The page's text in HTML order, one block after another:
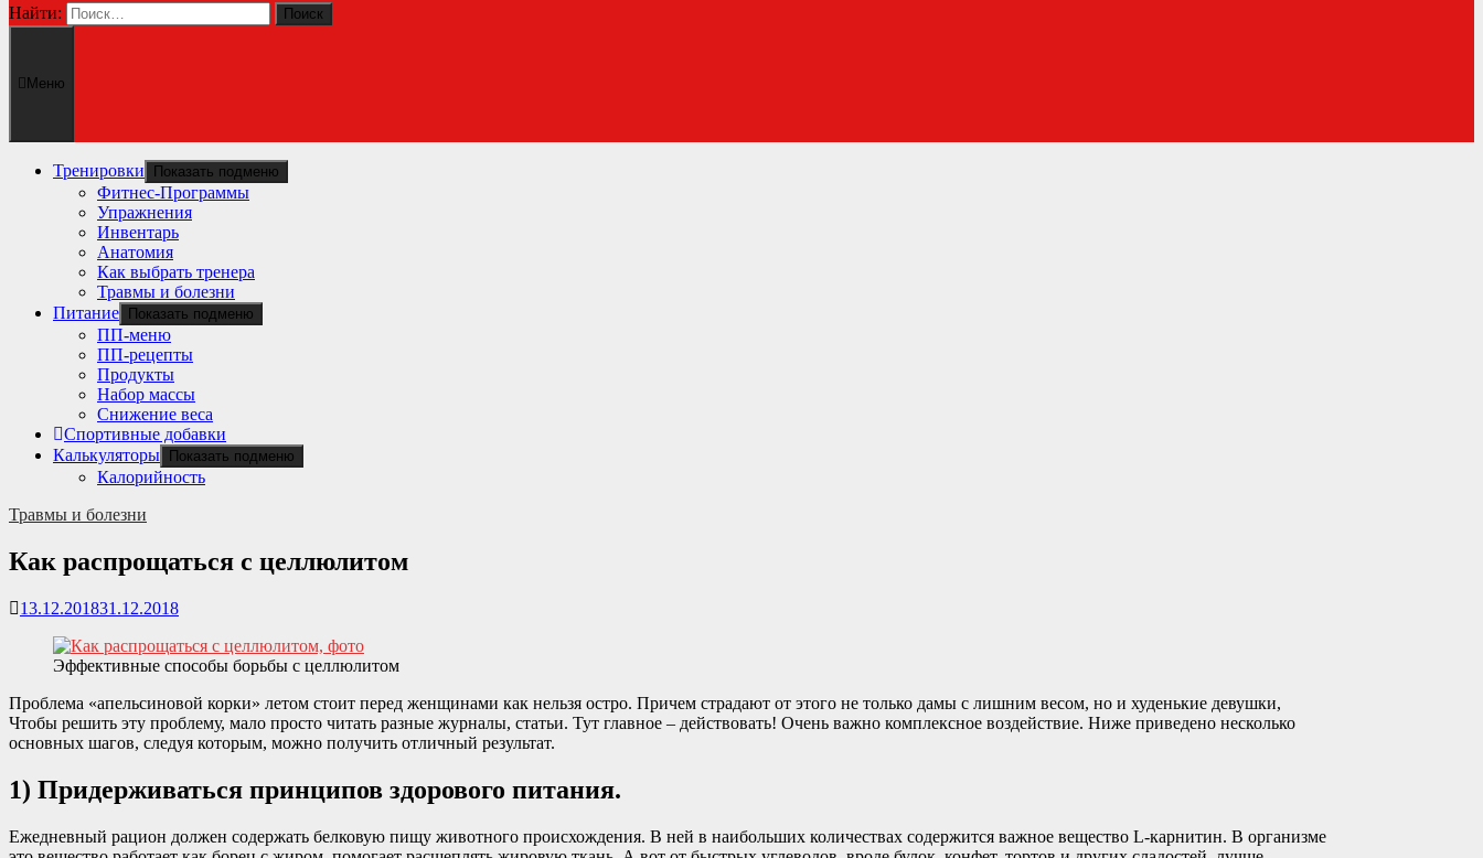
Найти:
Меню
Тренировки Показать подменю
Фитнес-Программы
Упражнения
Инвентарь
Анатомия
Как выбрать тренера
Травмы и болезни
Питание
Показать подменю
ПП-меню
ПП-рецепты
Продукты
Набор массы
Снижение веса
Спортивные добавки
Калькуляторы
Показать подменю
Калорийность
Травмы и болезни
Как распрощаться с целлюлитом
13.12.201831.12.2018
Эффективные способы борьбы с целлюлитом
Проблема «апельсиновой корки» летом стоит перед женщинами как нельзя остро. Причем страдают от этого не только дамы с лишним весом, но и худенькие девушки,
Чтобы решить эту проблему, мало просто читать разные журналы, статьи. Тут главное – действовать! Очень важно комплексное воздействие. Ниже приведено несколько
основных шагов, следуя которым, можно получить отличный результат.
1) Придерживаться принципов здорового питания.
Ежедневный рацион должен содержать белковую пищу животного происхождения. В ней в наибольших количествах содержится важное вещество L-карнитин. В организме